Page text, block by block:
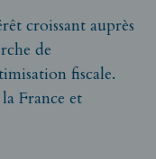
croissant auprès
de
fiscale.
France et